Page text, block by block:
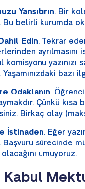
Yansıtırın. Bir
belirli kurumda
Edin. Tekrar
komisyonu
bazı
Odaklanın.
Çünkü
Birkaç olay
İstinaden. Eğer
sürecinde
olacağını umuyoruz.
Kabul